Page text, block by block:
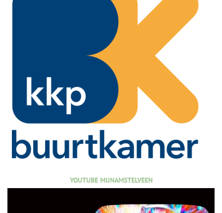
YOUTUBE MIJNAMSTELVEEN